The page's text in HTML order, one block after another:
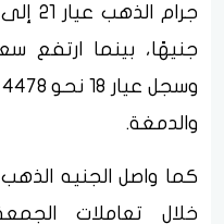
والدمغة.
خلال تعاملات